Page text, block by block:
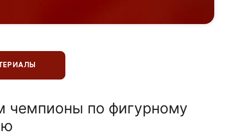
чемпионы по фигурному